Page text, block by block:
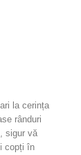
la cerința
rânduri
sigur vă
copți în